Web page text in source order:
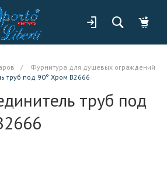
/
Фурнитура для душевых ограждений
труб под 90° Хром B2666
труб под